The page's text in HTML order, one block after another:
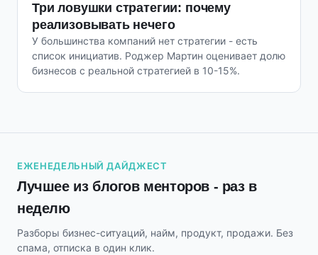
Три ловушки стратегии: почему
реализовывать нечего
У большинства компаний нет стратегии - есть
список инициатив. Роджер Мартин оценивает долю
бизнесов с реальной стратегией в 10-15%.
ЕЖЕНЕДЕЛЬНЫЙ ДАЙДЖЕСТ
Лучшее из блогов менторов - раз в
неделю
Разборы бизнес-ситуаций, найм, продукт, продажи. Без
спама, отписка в один клик.